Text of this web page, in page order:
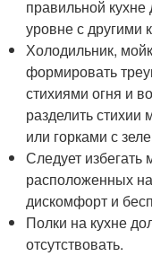
правильной
уровне с другими
Холодильник,
формировать
стихиями огня и
разделить
или горками с
Следует
расположенных
дискомфорт и
Полки на кухне
отсутствовать.